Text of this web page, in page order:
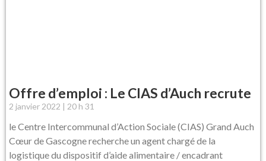
Offre d’emploi : Le CIAS d’Auch recrute
2 janvier 2022 20 h 31
le Centre Intercommunal d’Action Sociale (CIAS) Grand Auch
Cœur de Gascogne recherche un agent chargé de la
logistique du dispositif d’aide alimentaire / encadrant